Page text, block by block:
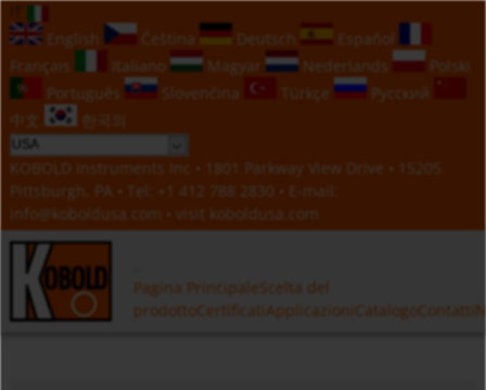
English
Čeština Deutsch
Español
Français
Italiano Magyar Nederlands
Polski
Português
Slovenčina Türkçe
Русский
中文
한국의
KOBOLD Instruments Inc • 1801 Parkway View Drive • 15205
Pittsburgh, PA • Tel:
+1 412 788 2830 • E-mail:
info@koboldusa.com • visit koboldusa.com
Pagina PrincipaleScelta del
prodottoCertificati Applicazioni CatalogoContatti